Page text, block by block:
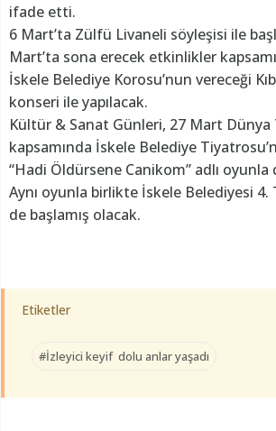
ifade etti.
6 Mart’ta Zülfü Livaneli söyleşisi ile
Mart’ta sona erecek etkinlikler
İskele Belediye Korosu’nun vereceği
konseri ile yapılacak.
Kültür & Sanat Günleri, 27 Mart
kapsamında İskele Belediye
“Hadi Öldürsene Canikom” adlı oyunla
Aynı oyunla birlikte İskele Belediyesi
de başlamış olacak.
Etiketler
#İzleyici keyif dolu anlar yaşadı